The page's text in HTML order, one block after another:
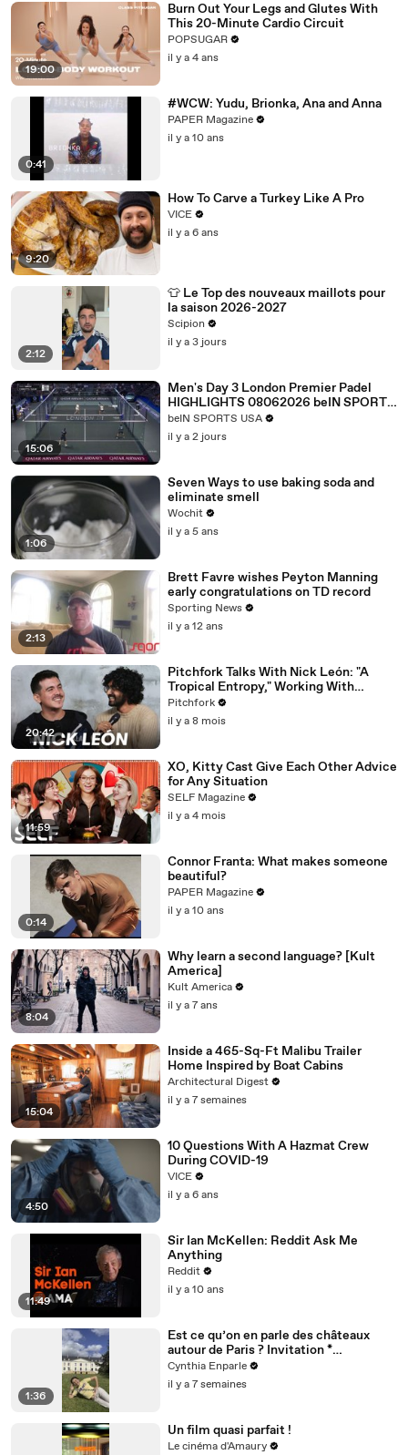
19:00
Burn Out Your Legs and Glutes With
This 20-Minute Cardio Circuit
POPSUGAR
il y a 4 ans
0:41
#WCW: Yudu, Brionka, Ana and Anna
PAPER Magazine
il y a 10 ans
9:20
How To Carve a Turkey Like A Pro
VICE
il y a 6 ans
2:12
👕 Le Top des nouveaux maillots pour
la saison 2026-2027
Scipion
il y a 3 jours
15:06
Men's Day 3 London Premier Padel
HIGHLIGHTS 08062026 beIN SPORTS
USA.mp4
beIN SPORTS USA
il y a 2 jours
1:06
Seven Ways to use baking soda and
eliminate smell
Wochit
il y a 5 ans
2:13
Brett Favre wishes Peyton Manning
early congratulations on TD record
Sporting News
il y a 12 ans
20:42
Pitchfork Talks With Nick León: "A
Tropical Entropy," Working With
Rosalía & Going Solo
Pitchfork
il y a 8 mois
11:59
XO, Kitty Cast Give Each Other Advice
for Any Situation
SELF Magazine
il y a 4 mois
0:14
Connor Franta: What makes someone
beautiful?
PAPER Magazine
il y a 10 ans
8:04
Why learn a second language? [Kult
America]
Kult America
il y a 7 ans
15:04
Inside a 465-Sq-Ft Malibu Trailer
Home Inspired by Boat Cabins
Architectural Digest
il y a 7 semaines
4:50
10 Questions With A Hazmat Crew
During COVID-19
VICE
il y a 6 ans
11:49
Sir Ian McKellen: Reddit Ask Me
Anything
Reddit
il y a 10 ans
1:36
Est ce qu’on en parle des châteaux
autour de Paris ? Invitation *
@dolceversailles
Cynthia Enparle
il y a 7 semaines
Un film quasi parfait !
Le cinéma d'Amaury